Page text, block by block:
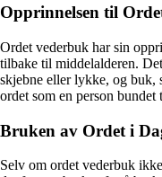
Opprinnelsen til
Ordet vederbuk har sin
tilbake til middelalderen.
skjebne eller lykke, og buk,
ordet som en person
Bruken av Ordet i
Selv om ordet vederbuk